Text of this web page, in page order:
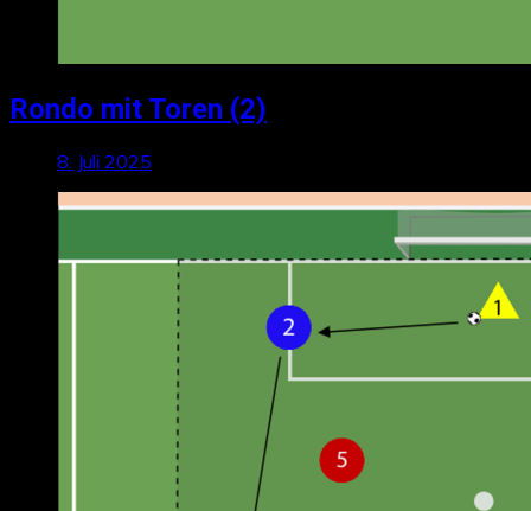
Rondo mit Toren (2)
8. Juli 2025